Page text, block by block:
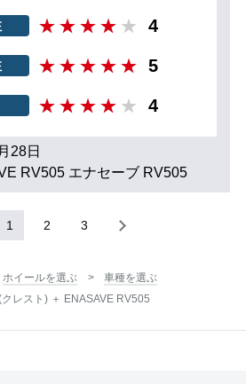
4
5
4
28日
RV505 エナセーブ RV505
1 2 3
ホイールを選ぶ
車種を選ぶ
レスト) ＋ ENASAVE RV505